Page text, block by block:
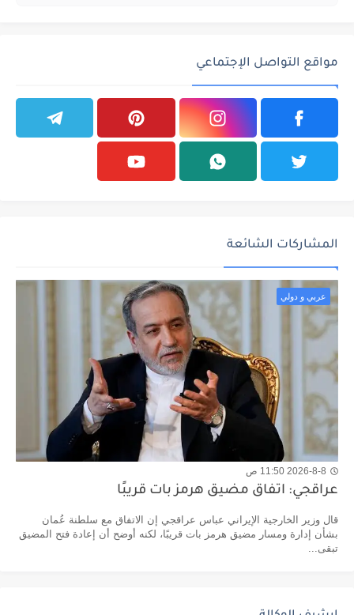
مواقع التواصل الإجتماعي
المشاركات الشائعة
عربي و دولي
2026-8-8 11:50 ص
عراقجي: اتفاق مضيق هرمز بات قريبًا
قال وزير الخارجية الإيراني عباس عراقجي إن الاتفاق مع سلطنة عُمان
بشأن إدارة ومسار مضيق هرمز بات قريبًا، لكنه أوضح أن إعادة فتح المضيق
تبقى...